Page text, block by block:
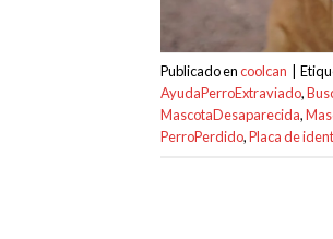
Publicado encoolcan
AyudaPerroExtraviado,
MascotaDesaparecida,
PerroPerdido,Placa de